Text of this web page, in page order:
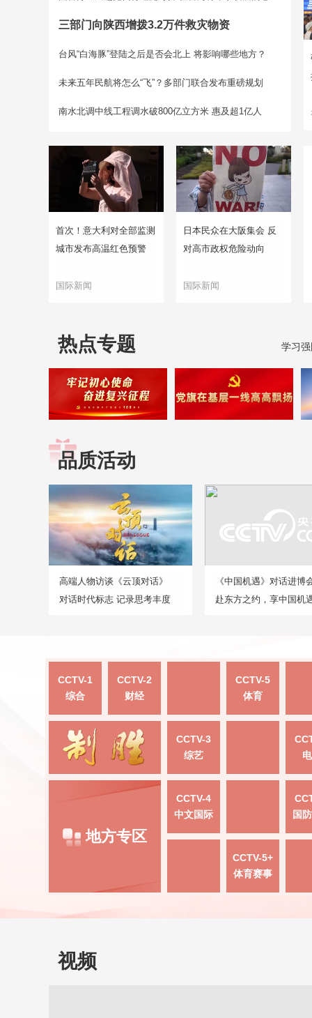
三部门向陕西增拨3.2万件救灾物资
台风“白海豚”登陆之后是否会北上 将影响哪些地方？
未来五年民航将怎么“飞”？多部门联合发布重磅规划
南水北调中线工程调水破800亿立方米 惠及超1亿人
首次！意大利对全部监测
城市发布高温红色预警
国际新闻
日本民众在大阪集会 反
对高市政权危险动向
国际新闻
热点专题 学习
品质活动
高端人物访谈《云顶对话》
对话时代标志 记录思考丰度
《中国机遇》对话进博
赴东方之约，享中国机
CCTV-1
综合
CCTV-2
财经
CCTV-5
体育
CCTV-3
综艺
地方专区
CCTV-4
中文国际
国
CCTV-5+
体育赛事
视频